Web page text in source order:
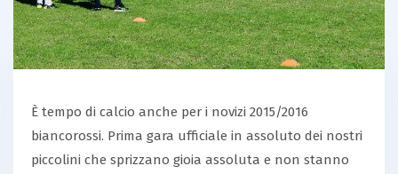
È tempo di calcio anche per i novizi 2015/2016
biancorossi. Prima gara ufficiale in assoluto dei nostri
piccolini che sprizzano gioia assoluta e non stanno